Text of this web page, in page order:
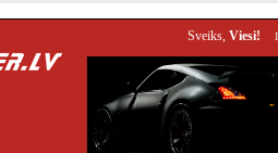
Sveiks, Viesi!